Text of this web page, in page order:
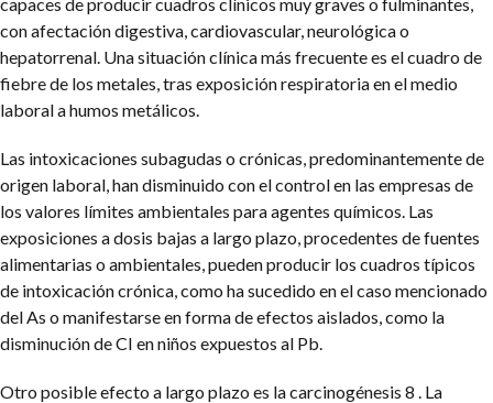
con afectación digestiva, cardiovascular, neurológica o
hepatorrenal. Una situación clínica más frecuente es el cuadro de
fiebre de los metales, tras exposición respiratoria en el medio
laboral a humos metálicos.
Las intoxicaciones subagudas o crónicas, predominantemente de
origen laboral, han disminuido con el control en las empresas de
los valores límites ambientales para agentes químicos. Las
exposiciones a dosis bajas a largo plazo, procedentes de fuentes
alimentarias o ambientales, pueden producir los cuadros típicos
de intoxicación crónica, como ha sucedido en el caso mencionado
del As o manifestarse en forma de efectos aislados, como la
disminución de CI en niños expuestos al Pb.
Otro posible efecto a largo plazo es la carcinogénesis 8 . La